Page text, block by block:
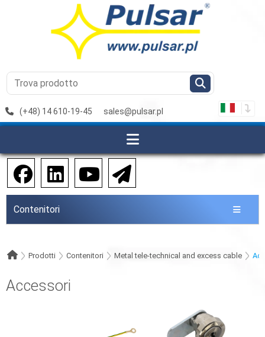
(+48) 14 610-19-45 sales@pulsar.pl
Contenitori
Prodotti Contenitori Metal tele-technical and excess cable
Accessori